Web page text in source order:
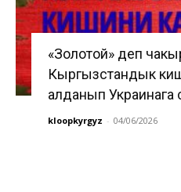
«Золотой» деп
Кыргызстандык
алданып Украинага
kloopkyrgyz - 04/06/2026